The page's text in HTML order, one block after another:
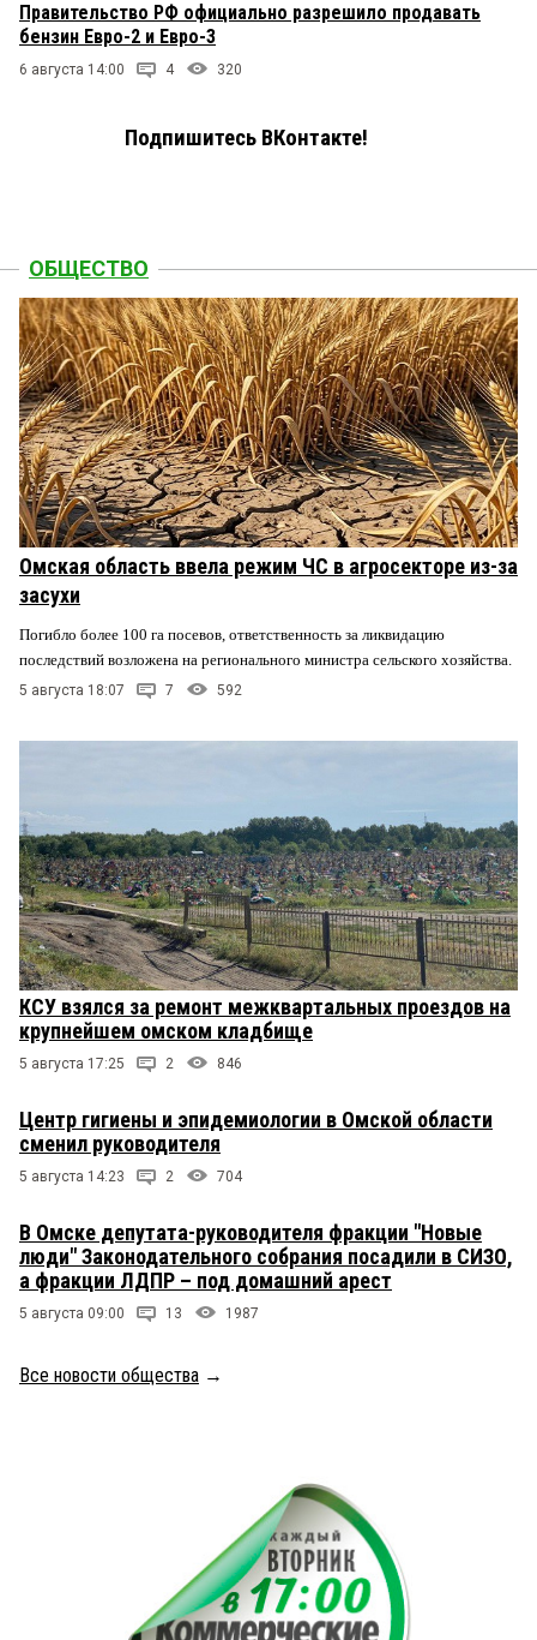
Правительство РФ официально разрешило продавать
бензин Евро-2 и Евро-3
6 августа 14:00 4 320
Подпишитесь ВКонтакте!
ОБЩЕСТВО
Омская область ввела режим ЧС в агросекторе из-за
засухи
Погибло более 100 га посевов, ответственность за ликвидацию
последствий возложена на регионального министра сельского хозяйства.
5 августа 18:07 7 592
КСУ взялся за ремонт межквартальных проездов на
крупнейшем омском кладбище
5 августа 17:25 2 846
Центр гигиены и эпидемиологии в Омской области
сменил руководителя
5 августа 14:23 2 704
В Омске депутата-руководителя фракции "Новые
люди" Законодательного собрания посадили в СИЗО,
а фракции ЛДПР – под домашний арест
5 августа 09:00 13 1987
Все новости общества →